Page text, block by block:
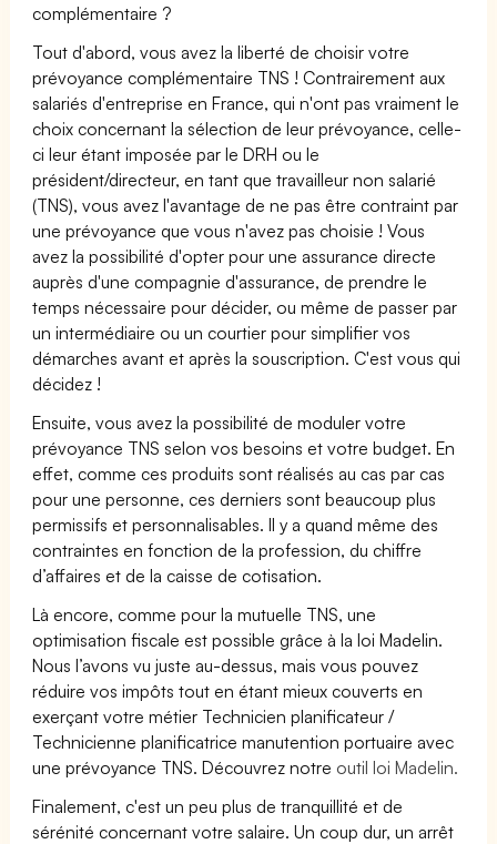
complémentaire ?
Tout d'abord, vous avez la liberté de choisir votre
prévoyance complémentaire TNS ! Contrairement aux
salariés d'entreprise en France, qui n'ont pas vraiment le
choix concernant la sélection de leur prévoyance, celle-
ci leur étant imposée par le DRH ou le
président/directeur, en tant que travailleur non salarié
(TNS), vous avez l'avantage de ne pas être contraint par
une prévoyance que vous n'avez pas choisie ! Vous
avez la possibilité d'opter pour une assurance directe
auprès d'une compagnie d'assurance, de prendre le
temps nécessaire pour décider, ou même de passer par
un intermédiaire ou un courtier pour simplifier vos
démarches avant et après la souscription. C'est vous qui
décidez !
Ensuite, vous avez la possibilité de moduler votre
prévoyance TNS selon vos besoins et votre budget. En
effet, comme ces produits sont réalisés au cas par cas
pour une personne, ces derniers sont beaucoup plus
permissifs et personnalisables. Il y a quand même des
contraintes en fonction de la profession, du chiffre
d’affaires et de la caisse de cotisation.
Là encore, comme pour la mutuelle TNS, une
optimisation fiscale est possible grâce à la loi Madelin.
Nous l’avons vu juste au-dessus, mais vous pouvez
réduire vos impôts tout en étant mieux couverts en
exerçant votre métier Technicien planificateur /
Technicienne planificatrice manutention portuaire avec
une prévoyance TNS. Découvrez notre outil loi Madelin.
Finalement, c'est un peu plus de tranquillité et de
sérénité concernant votre salaire. Un coup dur, un arrêt